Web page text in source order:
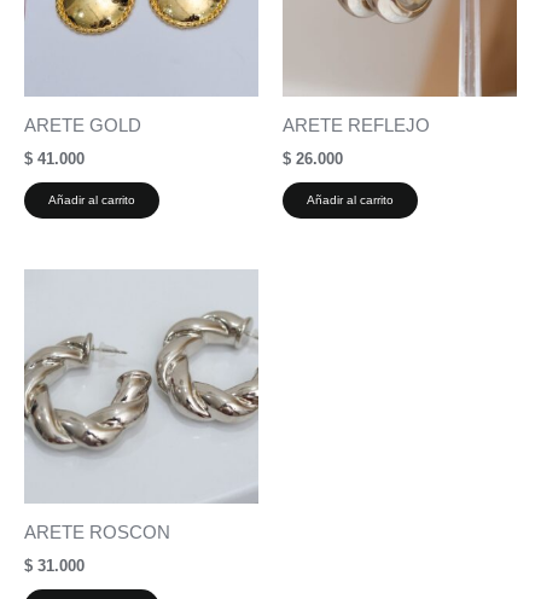
ARETE GOLD
$ 41.000
Añadir al carrito
ARETE REFLEJO
$ 26.000
Añadir al carrito
ARETE ROSCON
$ 31.000